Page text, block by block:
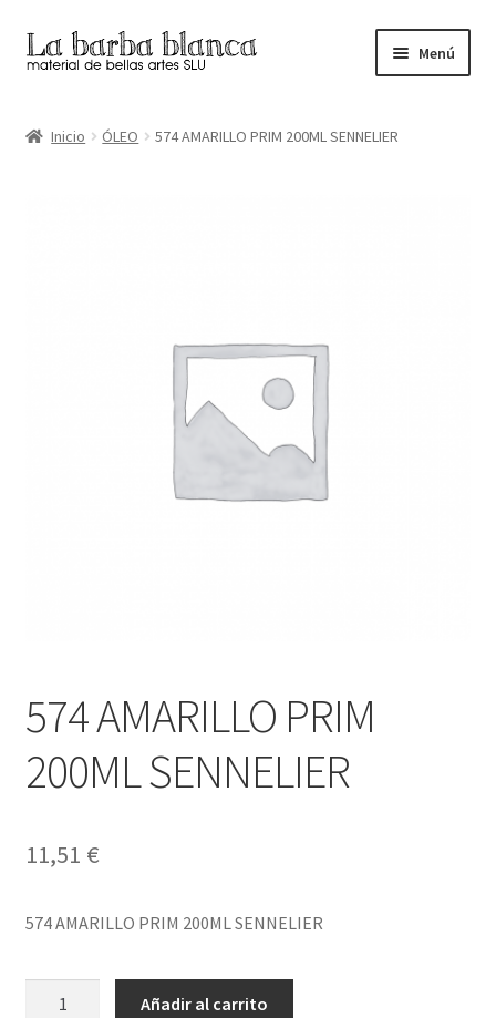
Ir
a
navegación
Ir
al
Menú
Inicio ÓLEO 574 AMARILLO PRIM 200ML SENNELIER
574 AMARILLO PRIM
200ML SENNELIER
11,51 €
574 AMARILLO PRIM 200ML SENNELIER
Añadir al carrito